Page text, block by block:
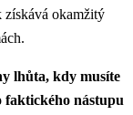
získává okamžitý
lhůta, kdy musíte
faktického nástupu